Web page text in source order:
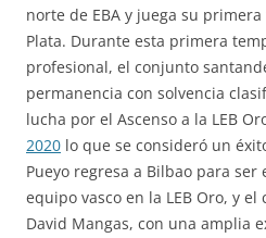
norte de EBA y juega su primera
Plata. Durante esta primera
profesional, el conjunto
permanencia con solvencia
lucha por el Ascenso a la LEB
2020 lo que se consideró un
Pueyo regresa a Bilbao para
equipo vasco en la LEB Oro, y
David Mangas, con una amplia